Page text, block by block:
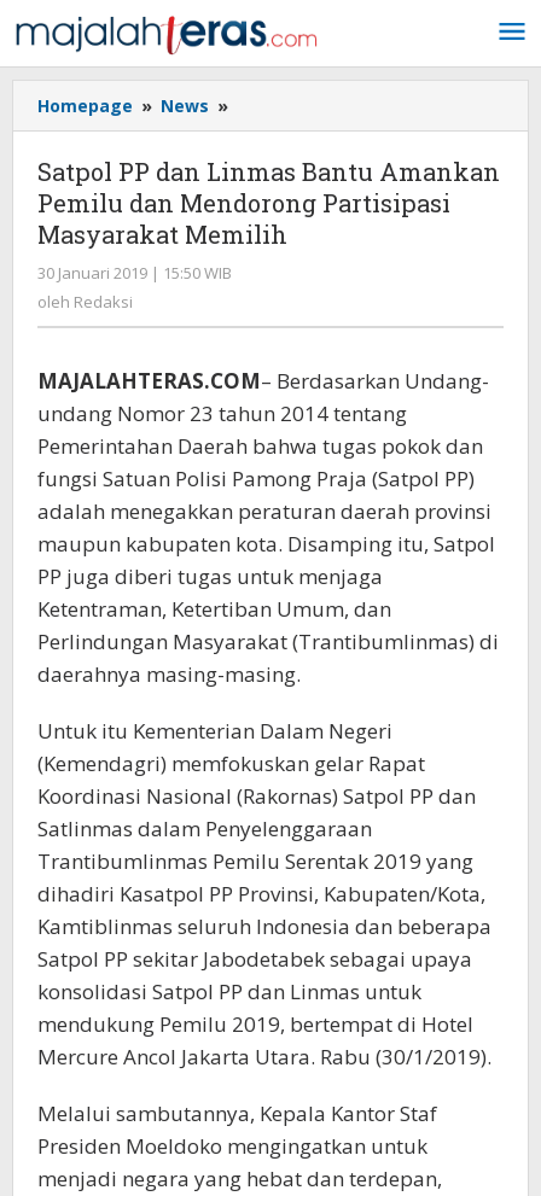
ke
konten
Homepage » News »
PP
Linmas
Bantu
Amankan
Partisipasi
Memilih
Satpol PP dan Linmas Bantu Amankan
Pemilu dan Mendorong Partisipasi
Masyarakat Memilih
30 Januari 2019 | 15:50 WIB
oleh Redaksi
MAJALAHTERAS.COM– Berdasarkan Undang-
undang Nomor 23 tahun 2014 tentang
Pemerintahan Daerah bahwa tugas pokok dan
fungsi Satuan Polisi Pamong Praja (Satpol PP)
adalah menegakkan peraturan daerah provinsi
maupun kabupaten kota. Disamping itu, Satpol
PP juga diberi tugas untuk menjaga
Ketentraman, Ketertiban Umum, dan
Perlindungan Masyarakat (Trantibumlinmas) di
daerahnya masing-masing.
Untuk itu Kementerian Dalam Negeri
(Kemendagri) memfokuskan gelar Rapat
Koordinasi Nasional (Rakornas) Satpol PP dan
Satlinmas dalam Penyelenggaraan
Trantibumlinmas Pemilu Serentak 2019 yang
dihadiri Kasatpol PP Provinsi, Kabupaten/Kota,
Kamtiblinmas seluruh Indonesia dan beberapa
Satpol PP sekitar Jabodetabek sebagai upaya
konsolidasi Satpol PP dan Linmas untuk
mendukung Pemilu 2019, bertempat di Hotel
Mercure Ancol Jakarta Utara. Rabu (30/1/2019).
Melalui sambutannya, Kepala Kantor Staf
Presiden Moeldoko mengingatkan untuk
menjadi negara yang hebat dan terdepan,